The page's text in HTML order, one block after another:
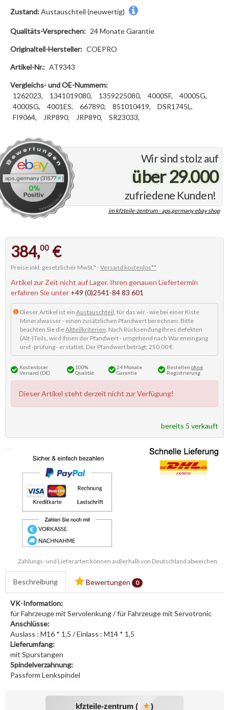
Wir sind stolz auf
über 29.000
zufriedene Kunden!
im kfzteile-zentrum - aps.germany ebay shop
Zustand:Austauschteil (neuwertig)
Qualitäts-Versprechen: 24 Monate Garantie
Originalteil-Hersteller: COEPRO
Artikel-Nr.: AT9343
Vergleichs- und OE-Nummern:
1262023,
1341019080, 1359225080, 4000SF,
4000SG,
4000SG,
4001ES, 667890, 851010419,
DSR1745L,
FI9064,
JRP890, JRP890, SR23033,
384,00 €
Preise inkl. gesetzlicher MwSt.* -Versand kostenlos**
Artikel zur Zeit nicht auf Lager. Ihren genauen Liefertermin
erfahren Sie unter +49 (0)2541-84 83 601
Dieser Artikel ist ein Austauschteil, für das wir - wie bei einer Kiste
Mineralwasser - einen zusätzlichen Pfandwert berechnen. Bitte
beachten Sie dieAltteilkriterien. Nach Rücksendung Ihres defekten
(Alt-)Teils, wird Ihnen der Pfandwert - umgehend nach Wareneingang
und -prüfung - erstattet. Der Pfandwert beträgt: 250,00 €
Kostenloser
Versand (DE)
100%
Qualität
24 Monate
Garantie
Bestellen ohne
Registrierung
Dieser Artikel steht derzeit nicht zur Verfügung!
bereits 5 verkauft
Zahlungs- und Lieferarten können außerhalb von Deutschland abweichen.
Beschreibung Bewertungen 0
VK-Information:
für Fahrzeuge mit Servolenkung / für Fahrzeuge mit Servotronic
Anschlüsse:
Auslass : M16 * 1,5 / Einlass : M14 * 1,5
Lieferumfang:
mit Spurstangen
Spindelverzahnung:
Passform Lenkspindel
kfzteile-zentrum ( )